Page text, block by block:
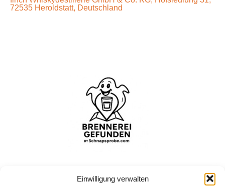
Einwilligung verwalten
72535 Heroldstatt, Deutschland